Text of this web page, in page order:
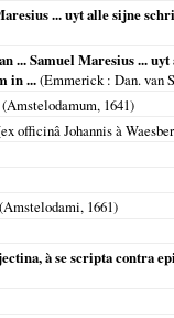
... uyt alle sijne
... Samuel Maresius ...
in ...(Emmerick: Dan. van
(Amstelodamum, 1641)
officinâ Johannis à
(Amstelodami, 1661)
à se scripta contra